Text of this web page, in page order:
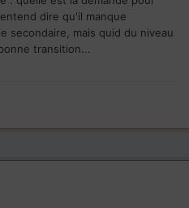
dire qu'il manque
secondaire, mais quid du niveau
transition...